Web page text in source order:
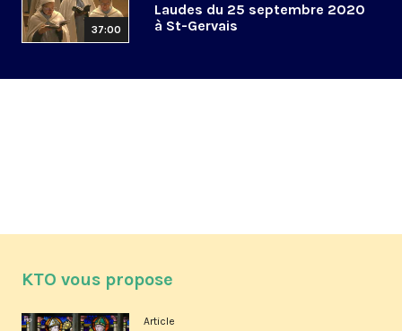
37:00
Laudes du 25 septembre 2020
à St-Gervais
KTO vous propose
Article